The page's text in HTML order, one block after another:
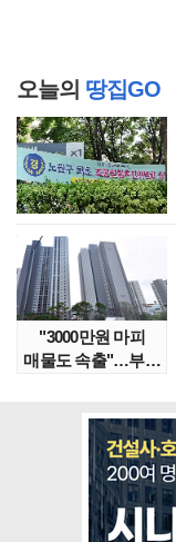
오늘의 땅집GO
"3000만원 마피
매물도 속출"…부산